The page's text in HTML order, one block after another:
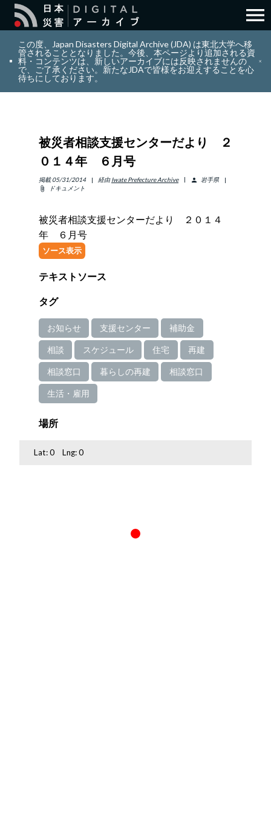
search 検索
layers コレクション
info_outline リソース
アバウト
ENGLISH 日本語
menu
この度、Japan Disasters Digital Archive (JDA) は東北大学へ移
管されることとなりました。今後、本ページより追加される資
料・コンテンツは、新しいアーカイブには反映されませんの
で、ご了承ください。新たなJDAで皆様をお迎えすることを心
待ちにしております。
被災者相談支援センターだより ２
０１４年 ６月号
掲載 05/31/2014 経由 Iwate Prefecture Archive person
岩手県
attach_file
ドキュメント
被災者相談支援センターだより ２０１４
年 ６月号
ソース表示
テキストソース
タグ
お知らせ 支援センター 補助金
相談 スケジュール 住宅 再建
相談窓口 暮らしの再建 相談窓口
生活・雇用
場所
Lat:0 Lng:0